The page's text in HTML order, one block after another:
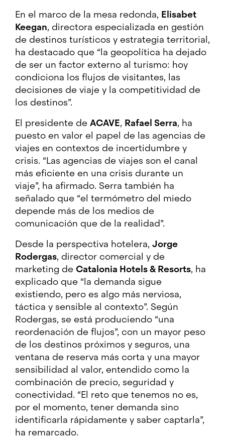
En el marco de la mesa redonda, Elisabet
Keegan, directora especializada en gestión
de destinos turísticos y estrategia territorial,
ha destacado que “la geopolítica ha dejado
de ser un factor externo al turismo: hoy
condiciona los flujos de visitantes, las
decisiones de viaje y la competitividad de
los destinos”.
El presidente de ACAVE, Rafael Serra, ha
puesto en valor el papel de las agencias de
viajes en contextos de incertidumbre y
crisis. “Las agencias de viajes son el canal
más eficiente en una crisis durante un
viaje”, ha afirmado. Serra también ha
señalado que “el termómetro del miedo
depende más de los medios de
comunicación que de la realidad”.
Desde la perspectiva hotelera, Jorge
Rodergas, director comercial y de
marketing de Catalonia Hotels & Resorts, ha
explicado que “la demanda sigue
existiendo, pero es algo más nerviosa,
táctica y sensible al contexto”. Según
Rodergas, se está produciendo “una
reordenación de flujos”, con un mayor peso
de los destinos próximos y seguros, una
ventana de reserva más corta y una mayor
sensibilidad al valor, entendido como la
combinación de precio, seguridad y
conectividad. “El reto que tenemos no es,
por el momento, tener demanda sino
identificarla rápidamente y saber captarla”,
ha remarcado.